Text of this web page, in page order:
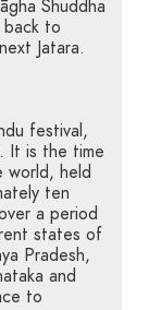
Shuddha
back to
Jatara.
festival,
It is the time
world, held
ten
a period
states of
Pradesh,
and
to